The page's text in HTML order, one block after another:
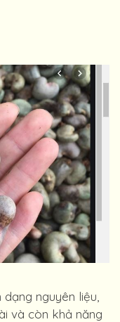
nguyên liệu,
và còn khả năng